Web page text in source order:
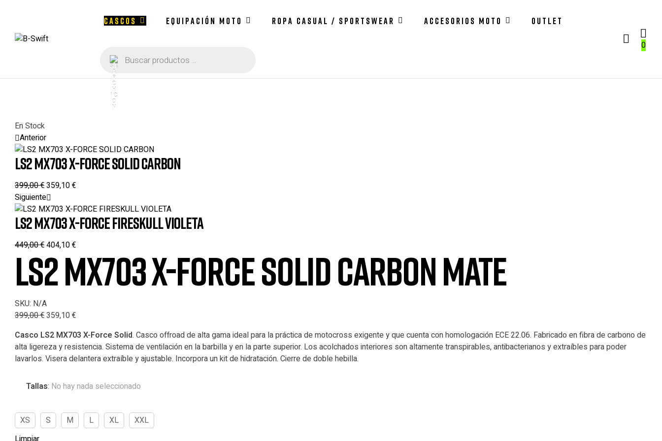
Swift
CASCOS EQUIPACIÓN MOTO ROPA CASUAL / SPORTSWEAR ACCESORIOS MOTO OUTLET
productos
0
En Stock
Anterior
LS2 MX703 X-FORCE SOLID CARBON
399,00€359,10€
Siguiente
LS2 MX703 X-FORCE FIRESKULL VIOLETA
449,00€404,10€
LS2 MX703 X-FORCE SOLID CARBON MATE
SKU: N/A
399,00€359,10€
Casco LS2 MX703 X-Force Solid. Casco offroad de alta gama ideal para la práctica de motocross exigente y que cuenta con homologación ECE 22.06. Fabricado en fibra de carbono de
alta ligereza y resistencia. Sistema de ventilación en la barbilla y en la parte superior. Los acolchados interiores son altamente transpirables, antibacterianos y extraíbles para poder
lavarlos. Visera delantera extraíble y ajustable. Incorpora un kit de hidratación. Cierre de doble hebilla.
Tallas: No hay nada seleccionado
XS S M L XL
XXL